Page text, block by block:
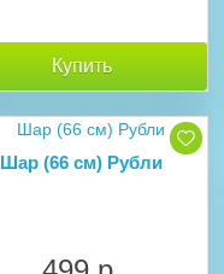
Купить
Шар (66 см) Рубли